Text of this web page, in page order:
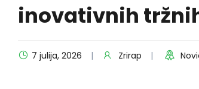
inovativnih
7 julija, 2026 Zrirap